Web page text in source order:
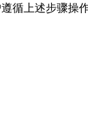
循上述步骤操